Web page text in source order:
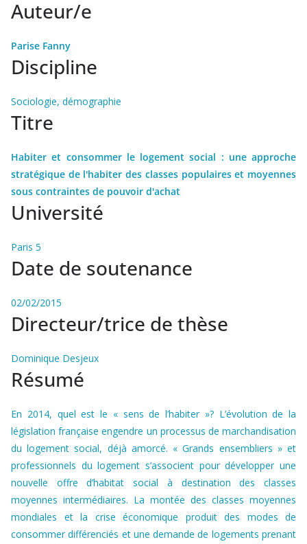
Auteur/e
Parise Fanny
Discipline
Sociologie, démographie
Titre
Habiter et consommer le logement social : une approche
stratégique de l'habiter des classes populaires et moyennes
sous contraintes de pouvoir d'achat
Université
Paris 5
Date de soutenance
02/02/2015
Directeur/trice de thèse
Dominique Desjeux
Résumé
En 2014, quel est le « sens de l’habiter »? L’évolution de la
législation française engendre un processus de marchandisation
du logement social, déjà amorcé. « Grands ensembliers » et
professionnels du logement s’associent pour développer une
nouvelle offre d’habitat social à destination des classes
moyennes intermédiaires. La montée des classes moyennes
mondiales et la crise économique produit des modes de
consommer différenciés et une demande de logements prenant